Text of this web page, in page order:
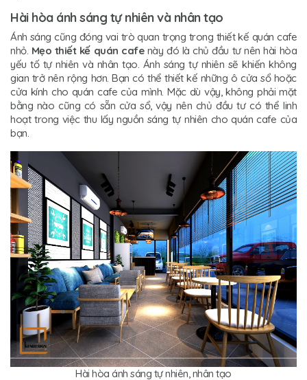
Hài hòa ánh sáng tự nhiên và nhân tạo
Ánh sáng cũng đóng vai trò quan trọng trong thiết kế quán cafe
nhỏ. Mẹo thiết kế quán cafe này đó là chủ đầu tư nên hài hòa
yếu tố tự nhiên và nhân tạo. Ánh sáng tự nhiên sẽ khiến không
gian trở nên rộng hơn. Bạn có thể thiết kế những ô cửa sổ hoặc
cửa kính cho quán cafe của mình. Mặc dù vậy, không phải mặt
bằng nào cũng có sẵn cửa sổ, vậy nên chủ đầu tư có thể linh
hoạt trong việc thu lấy nguồn sáng tự nhiên cho quán cafe của
bạn.
Hài hòa ánh sáng tự nhiên, nhân tạo